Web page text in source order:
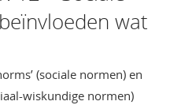
wat
(sociale normen) en
wiskundige normen)